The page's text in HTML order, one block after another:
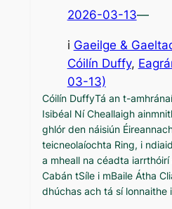
2026-03-13—
i Gaeilge &
Cóilín Duffy,
03-13)
Cóilín DuffyTá an t-
Isibéal Ní Cheallaigh
ghlór den náisiún
teicneolaíochta Ring, i
a mheall na céadta
Cabán tSíle i mBaile Átha
dhúchas ach tá sí lonnaithe